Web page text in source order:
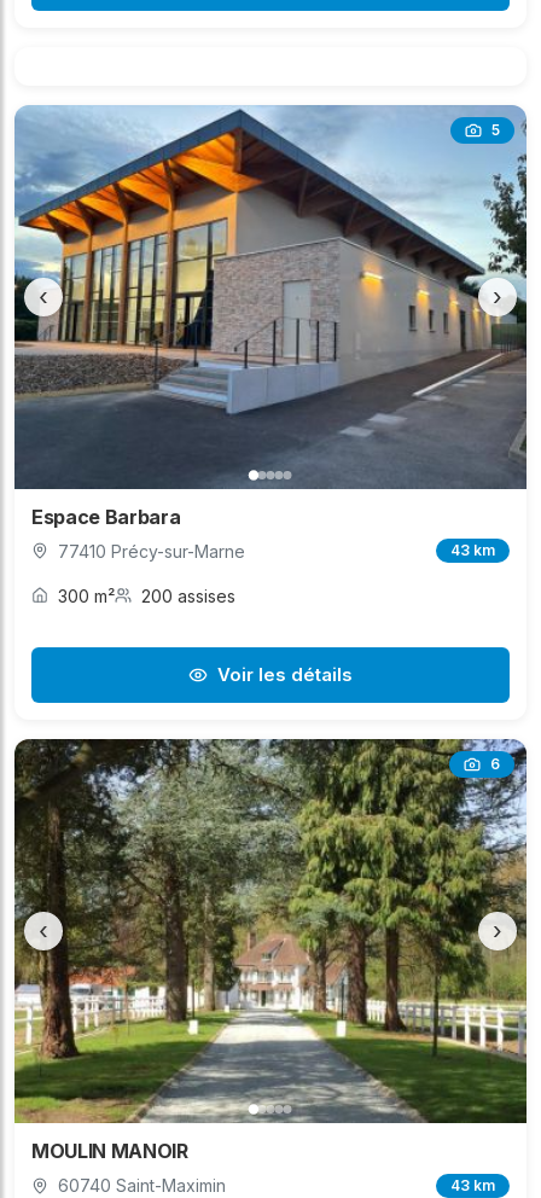
5
‹ ›
Espace Barbara
77410 Précy-sur-Marne 43 km
300 m² 200 assises
Voir les détails
6
‹ ›
MOULIN MANOIR
60740 Saint-Maximin 43 km